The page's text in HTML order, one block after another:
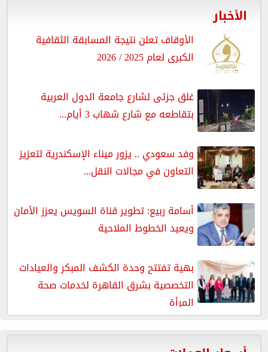
الأخبار
الأوقاف تعلن نتيجة المسابقة الثقافية
الكبرى لعام 2025 / 2026
غلق جزئى لشارع جامعة الدول العربية
بتقاطعه مع شارع شهاب 3 أيام...
وفد سعودي .. يزور ميناء الإسكندرية لتعزيز
التعاون في مجالات النقل...
أسامة ربيع: تطوير قناة السويس يعزز الأمان
ويعيد الخطوط الملاحية
بهية تفتتح وحدة الكشف المبكر والعيادات
التخصصية بشرق القاهرة لخدمات صحة
المرأة